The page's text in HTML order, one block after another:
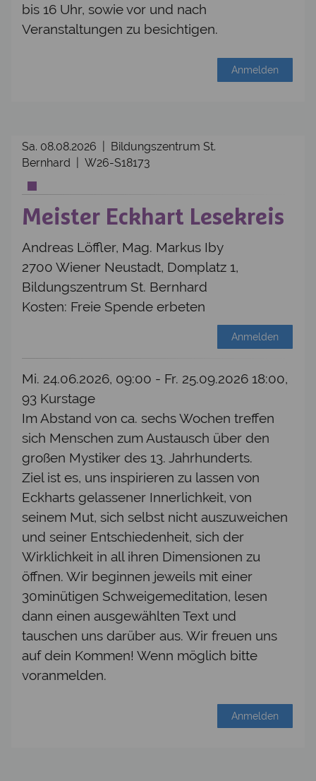
bis 16 Uhr, sowie vor und nach
Veranstaltungen zu besichtigen.
Anmelden
Sa. 08.08.2026 | Bildungszentrum St.
Bernhard | W26-S18173
Meister Eckhart Lesekreis
Andreas Löffler, Mag. Markus Iby
2700 Wiener Neustadt, Domplatz 1,
Bildungszentrum St. Bernhard
Kosten: Freie Spende erbeten
Anmelden
Mi. 24.06.2026, 09:00 - Fr. 25.09.2026 18:00,
93 Kurstage
Im Abstand von ca. sechs Wochen treffen
sich Menschen zum Austausch über den
großen Mystiker des 13. Jahrhunderts.
Ziel ist es, uns inspirieren zu lassen von
Eckharts gelassener Innerlichkeit, von
seinem Mut, sich selbst nicht auszuweichen
und seiner Entschiedenheit, sich der
Wirklichkeit in all ihren Dimensionen zu
öffnen. Wir beginnen jeweils mit einer
30minütigen Schweigemeditation, lesen
dann einen ausgewählten Text und
tauschen uns darüber aus. Wir freuen uns
auf dein Kommen! Wenn möglich bitte
voranmelden.
Anmelden